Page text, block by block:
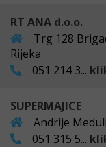
RT ANA d.o.o.
Trg 128
Rijeka
051 214 3...
SUPERMAJICE
Andrije
051 315 5...